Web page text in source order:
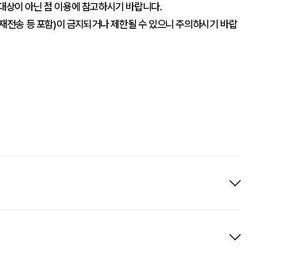
이 아닌 점 이용에 참고하시기 바랍니다.
송 등 포함)이 금지되거나 제한될 수 있으니 주의하시기 바랍